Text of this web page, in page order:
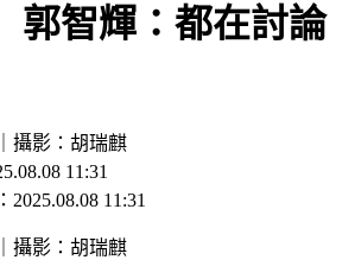
智輝：都在討論
攝影：胡瑞麒
11:31
11:31
攝影 ： 胡瑞麒